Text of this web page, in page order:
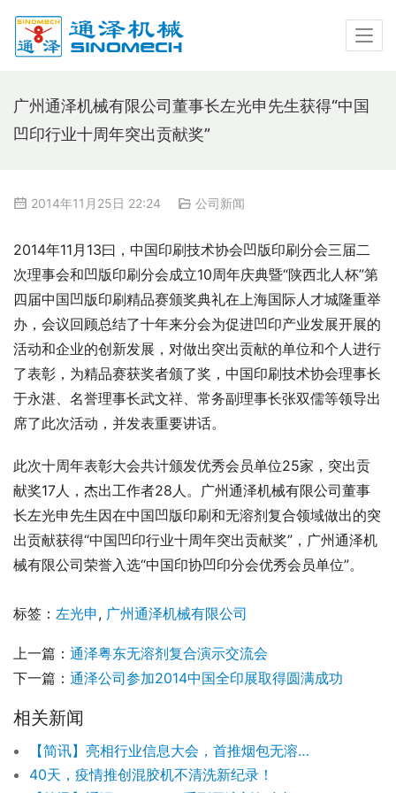
广州通泽机械有限公司董事长左光申先生获得“中国
凹印行业十周年突出贡献奖”
2014年11月25日 22:24 公司新闻
2014年11月13曰，中国印刷技术协会凹版印刷分会三届二
次理事会和凹版印刷分会成立10周年庆典暨“陕西北人杯”第
四届中国凹版印刷精品赛颁奖典礼在上海国际人才城隆重举
办，会议回顾总结了十年来分会为促进凹印产业发展开展的
活动和企业的创新发展，对做出突出贡献的单位和个人进行
了表彰，为精品赛获奖者颁了奖，中国印刷技术协会理事长
于永湛、名誉理事长武文祥、常务副理事长张双儒等领导出
席了此次活动，并发表重要讲话。
此次十周年表彰大会共计颁发优秀会员单位25家，突出贡
献奖17人，杰出工作者28人。广州通泽机械有限公司董事
长左光申先生因在中国凹版印刷和无溶剂复合领域做出的突
出贡献获得“中国凹印行业十周年突出贡献奖”，广州通泽机
械有限公司荣誉入选“中国印协凹印分会优秀会员单位”。
标签： 左光申, 广州通泽机械有限公司
上一篇： 通泽粤东无溶剂复合演示交流会
下一篇： 通泽公司参加2014中国全印展取得圆满成功
相关新闻
【简讯】亮相行业信息大会，首推烟包无溶剂复合新方案
40天，疫情推创混胶机不清洗新纪录！